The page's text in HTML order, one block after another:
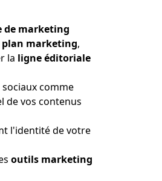
de marketing
plan marketing,
la ligne éditoriale
comme
de vos contenus
l'identité de votre
outils marketing